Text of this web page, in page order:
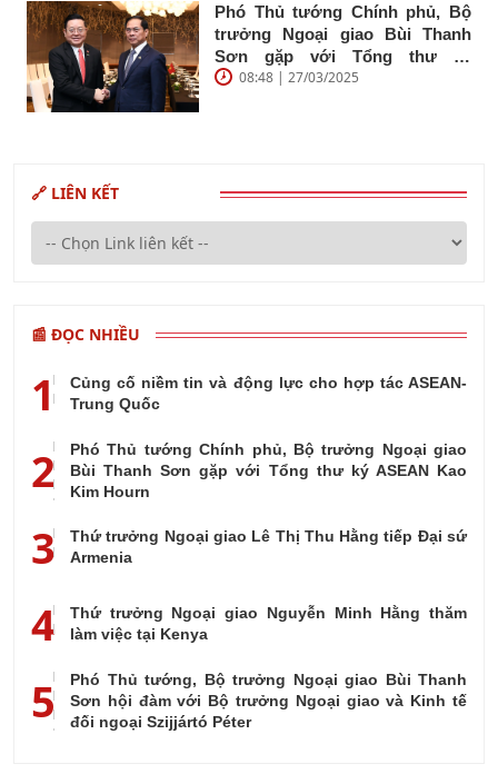
Phó Thủ tướng Chính phủ, Bộ
trưởng Ngoại giao Bùi Thanh
Sơn gặp với Tổng thư ký
ASEAN Kao Kim Hourn
08:48 | 27/03/2025
🔗 LIÊN KẾT
📰 ĐỌC NHIỀU
1
Củng cố niềm tin và động lực cho hợp tác ASEAN-
Trung Quốc
2
Phó Thủ tướng Chính phủ, Bộ trưởng Ngoại giao
Bùi Thanh Sơn gặp với Tổng thư ký ASEAN Kao
Kim Hourn
3
Thứ trưởng Ngoại giao Lê Thị Thu Hằng tiếp Đại sứ
Armenia
4
Thứ trưởng Ngoại giao Nguyễn Minh Hằng thăm
làm việc tại Kenya
5
Phó Thủ tướng, Bộ trưởng Ngoại giao Bùi Thanh
Sơn hội đàm với Bộ trưởng Ngoại giao và Kinh tế
đối ngoại Szijjártó Péter